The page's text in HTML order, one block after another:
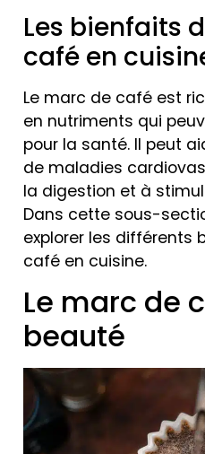
Les bienfaits
café en
Le marc de café est
en nutriments qui
pour la santé. Il peut
de maladies
la digestion et à
Dans cette sous-
explorer les différents
café en cuisine.
Le marc de
beauté